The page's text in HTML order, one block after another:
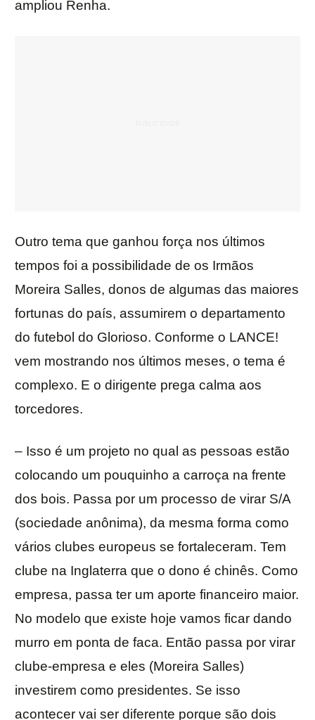
ampliou Renha.
Outro tema que ganhou força nos últimos
tempos foi a possibilidade de os Irmãos
Moreira Salles, donos de algumas das maiores
fortunas do país, assumirem o departamento
do futebol do Glorioso. Conforme o LANCE!
vem mostrando nos últimos meses, o tema é
complexo. E o dirigente prega calma aos
torcedores.
– Isso é um projeto no qual as pessoas estão
colocando um pouquinho a carroça na frente
dos bois. Passa por um processo de virar S/A
(sociedade anônima), da mesma forma como
vários clubes europeus se fortaleceram. Tem
clube na Inglaterra que o dono é chinês. Como
empresa, passa ter um aporte financeiro maior.
No modelo que existe hoje vamos ficar dando
murro em ponta de faca. Então passa por virar
clube-empresa e eles (Moreira Salles)
investirem como presidentes. Se isso
acontecer vai ser diferente porque são dois